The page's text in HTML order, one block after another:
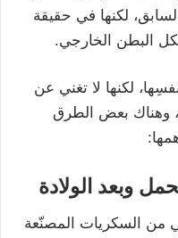
لكنها في حقيقة
البطن الخارجي.
لكنها لا تغني عن
وهناك بعض الطرق
وبعد الولادة
من السكريات المصنّعة